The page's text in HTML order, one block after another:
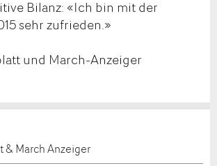
Bilanz: «Ich bin mit der
sehr zufrieden.»
und March-Anzeiger
& March Anzeiger